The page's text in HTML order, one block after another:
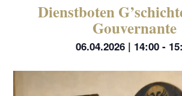
Dienstboten
Gouvernante
06.04.2026 | 14:00-